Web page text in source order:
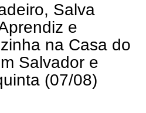
Salva
e
na Casa do
Salvador e
(07/08)